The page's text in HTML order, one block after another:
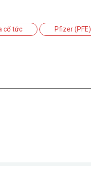
cổ tức Pfizer (PFE)